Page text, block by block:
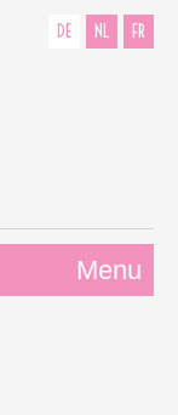
DE NL FR
Menu